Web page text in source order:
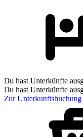
Du hast Unterkünfte
Du hast Unterkünfte
Zur Unterkunftsbuchung